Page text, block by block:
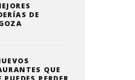
DE
QUE
PUEDES PERDER